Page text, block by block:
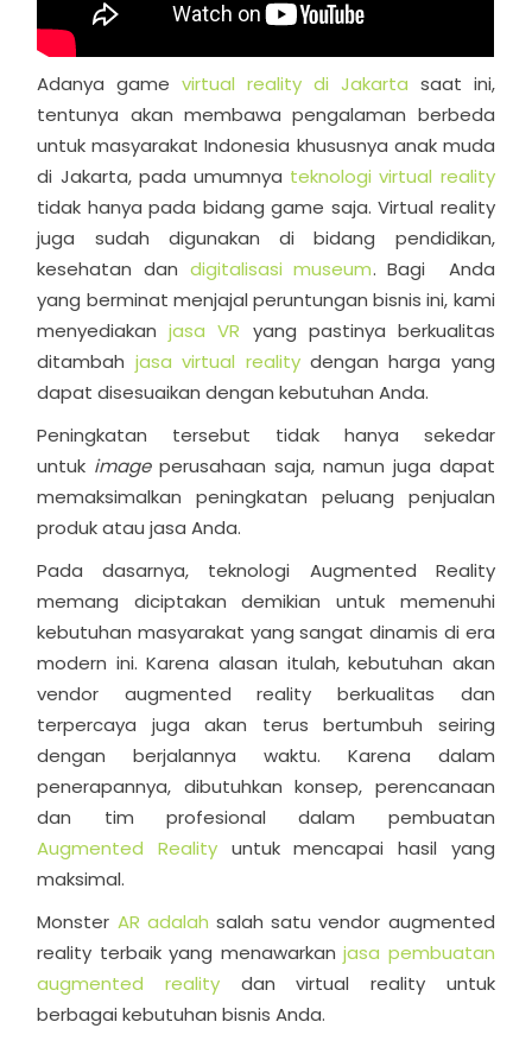
Adanya gamevirtual reality di Jakarta saat ini,
tentunya akan membawa pengalaman berbeda
untuk masyarakat Indonesia khususnya anak muda
di Jakarta, pada umumnya teknologi virtual reality
tidak hanya pada bidang game saja. Virtual reality
juga sudah digunakan di bidang pendidikan,
kesehatan dan digitalisasi museum. Bagi Anda
yang berminat menjajal peruntungan bisnis ini, kami
menyediakanjasa VR yang pastinya berkualitas
ditambah jasa virtual realitydengan harga yang
dapat disesuaikan dengan kebutuhan Anda.
Peningkatan tersebut tidak hanya sekedar
untuk imageperusahaan saja, namun juga dapat
memaksimalkan peningkatan peluang penjualan
produk atau jasa Anda.
Pada dasarnya, teknologi Augmented Reality
memang diciptakan demikian untuk memenuhi
kebutuhan masyarakat yang sangat dinamis di era
modern ini. Karena alasan itulah, kebutuhan akan
vendor augmented reality berkualitas dan
terpercaya juga akan terus bertumbuh seiring
dengan berjalannya waktu. Karena dalam
penerapannya, dibutuhkan konsep, perencanaan
dan tim profesional dalam pembuatan
Augmented Reality untuk mencapai hasil yang
maksimal.
Monster AR adalah salah satu vendor augmented
reality terbaik yang menawarkanjasa pembuatan
augmented reality dan virtual reality untuk
berbagai kebutuhan bisnis Anda.